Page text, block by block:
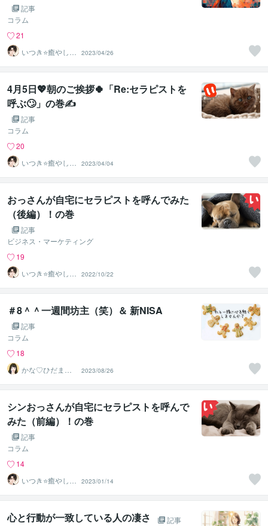
記事
コラム
21
いつき⭐️癒やし声
のお話相手
2023/04/26
4月5日💖朝のご挨拶🍀「Re:セラピストを
呼ぶ🙄」の巻✍️
記事
コラム
20
いつき⭐️癒やし声
のお話相手
2023/04/04
おっさんが自宅にセラピストを呼んでみた
（後編）！の巻
記事
ビジネス・マーケティング
19
いつき⭐️癒やし声
のお話相手
2022/10/22
＃8＾＾一週間坊主（笑）＆ 新NISA
記事
コラム
18
かな♡ひだまり
セラピスト
2023/08/26
シンおっさんが自宅にセラピストを呼んで
みた（前編）！の巻
記事
コラム
14
いつき⭐️癒やし声
のお話相手
2023/01/14
心と行動が一致している人の凄さ
記事